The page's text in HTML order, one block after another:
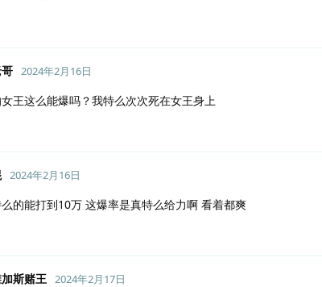
2024年2月16日
王这么能爆吗？我特么次次死在女王身上
2024年2月16日
的能打到10万 这爆率是真特么给力啊 看着都爽
斯赌王 2024年2月17日